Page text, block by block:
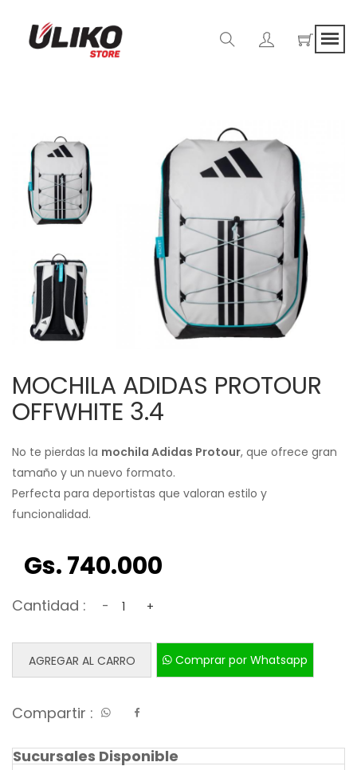
MOCHILA ADIDAS PROTOUR
OFFWHITE 3.4
No te pierdas la mochila Adidas Protour, que ofrece gran
tamaño y un nuevo formato.
Perfecta para deportistas que valoran estilo y
funcionalidad.
Gs. 740.000
Cantidad : - +
AGREGAR AL CARRO Comprar por Whatsapp
Compartir :
Sucursales Disponible